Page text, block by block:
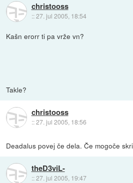
christooss
::27. jul 2005, 18:54
Kašn erorr ti pa vrže vn?
Takle?
christooss
::27. jul 2005, 18:56
Deadalus povej če dela. Če mogoče
theD3viL-
::27. jul 2005, 19:47